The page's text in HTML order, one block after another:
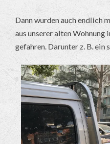
Dann wurden auch endlich
aus unserer alten Wohnung
gefahren. Darunter z. B. ein